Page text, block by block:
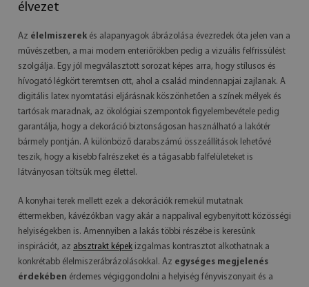
élvezet
Az élelmiszerek és alapanyagok ábrázolása évezredek óta jelen van a
művészetben, a mai modern enteriőrökben pedig a vizuális felfrissülést
szolgálja. Egy jól megválasztott sorozat képes arra, hogy stílusos és
hívogató légkört teremtsen ott, ahol a család mindennapjai zajlanak. A
digitális latex nyomtatási eljárásnak köszönhetően a színek mélyek és
tartósak maradnak, az ökológiai szempontok figyelembevétele pedig
garantálja, hogy a dekoráció biztonságosan használható a lakótér
bármely pontján. A különböző darabszámú összeállítások lehetővé
teszik, hogy a kisebb falrészeket és a tágasabb falfelületeket is
látványosan töltsük meg élettel.
A konyhai terek mellett ezek a dekorációk remekül mutatnak
éttermekben, kávézókban vagy akár a nappalival egybenyitott közösségi
helyiségekben is. Amennyiben a lakás többi részébe is keresünk
inspirációt, az absztrakt képek izgalmas kontrasztot alkothatnak a
konkrétabb élelmiszerábrázolásokkal. Az egységes megjelenés
érdekében érdemes végiggondolni a helyiség fényviszonyait és a